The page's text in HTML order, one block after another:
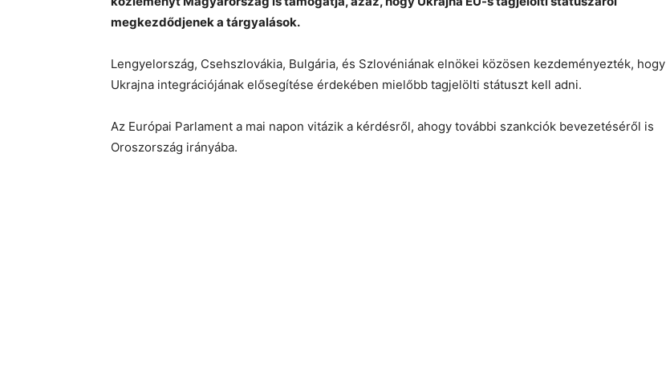
megkezdődjenek a tárgyalások.
Lengyelország, Csehszlovákia, Bulgária, és Szlovéniának elnökei közösen kezdeményezték, hogy
Ukrajna integrációjának elősegítése érdekében mielőbb tagjelölti státuszt kell adni.
Az Európai Parlament a mai napon vitázik a kérdésről, ahogy további szankciók bevezetéséről is
Oroszország irányába.